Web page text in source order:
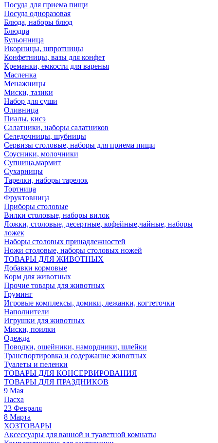
Посуда для приема пищи
Посуда одноразовая
Блюда, наборы блюд
Блюдца
Бульонница
Икорницы, шпротницы
Конфетницы, вазы для конфет
Креманки, емкости для варенья
Масленка
Менажницы
Миски, тазики
Набор для суши
Оливница
Пиалы, кисэ
Салатники, наборы салатников
Селедочницы, шубницы
Сервизы столовые, наборы для приема пищи
Соусники, молочники
Супница,мармит
Сухарницы
Тарелки, наборы тарелок
Тортница
Фруктовница
Приборы столовые
Вилки столовые, наборы вилок
Ложки, столовые, десертные, кофейные,чайные, наборы
ложек
Наборы столовых принадлежностей
Ножи столовые, наборы столовых ножей
ТОВАРЫ ДЛЯ ЖИВОТНЫХ
Добавки кормовые
Корм для животных
Прочие товары для животных
Груминг
Игровые комплексы, домики, лежанки, когтеточки
Наполнители
Игрушки для животных
Миски, поилки
Одежда
Поводки, ошейники, намордники, шлейки
Транспортировка и содержание животных
Туалеты и пеленки
ТОВАРЫ ДЛЯ КОНСЕРВИРОВАНИЯ
ТОВАРЫ ДЛЯ ПРАЗДНИКОВ
9 Мая
Пасха
23 Февраля
8 Марта
ХОЗТОВАРЫ
Аксессуары для ванной и туалетной комнаты